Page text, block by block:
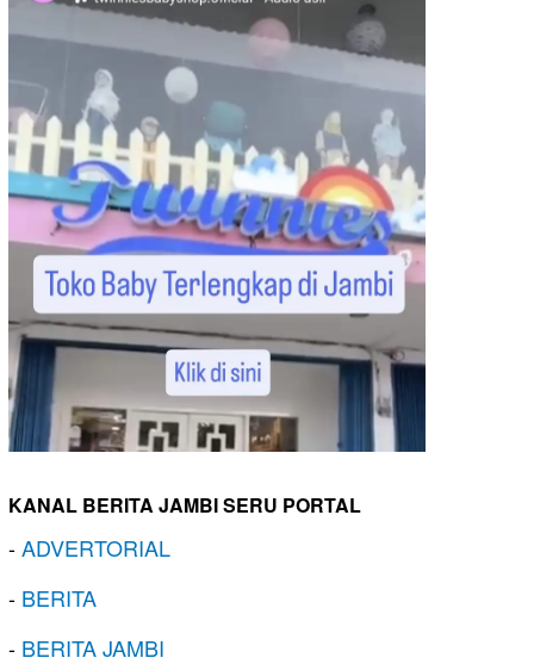
KANAL BERITA JAMBI SERU PORTAL
-ADVERTORIAL
- BERITA
- BERITA JAMBI